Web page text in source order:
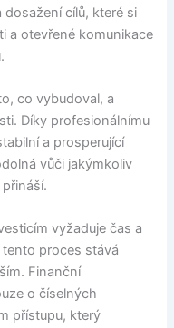
dosažení cílů, které si
a otevřené komunikace
co vybudoval, a
Díky profesionálnímu
a prosperující
vůči jakýmkoliv
vyžaduje čas a
proces stává
Finanční
o číselných
přístupu, který